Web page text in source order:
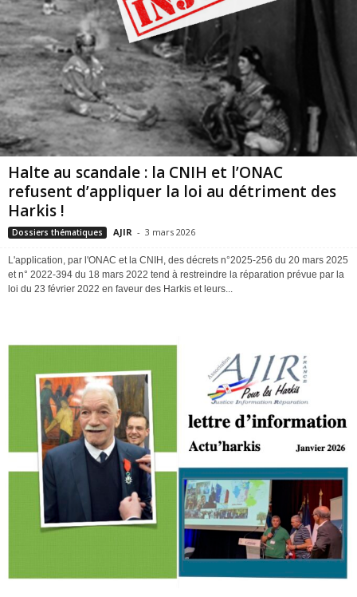
Halte au scandale : la CNIH et l’ONAC
refusent d’appliquer la loi au détriment des
Harkis !
Dossiers thématiques AJIR - 3 mars 2026
L'application, par l'ONAC et la CNIH, des décrets n°2025-256 du 20 mars 2025
et n° 2022-394 du 18 mars 2022 tend à restreindre la réparation prévue par la
loi du 23 février 2022 en faveur des Harkis et leurs...